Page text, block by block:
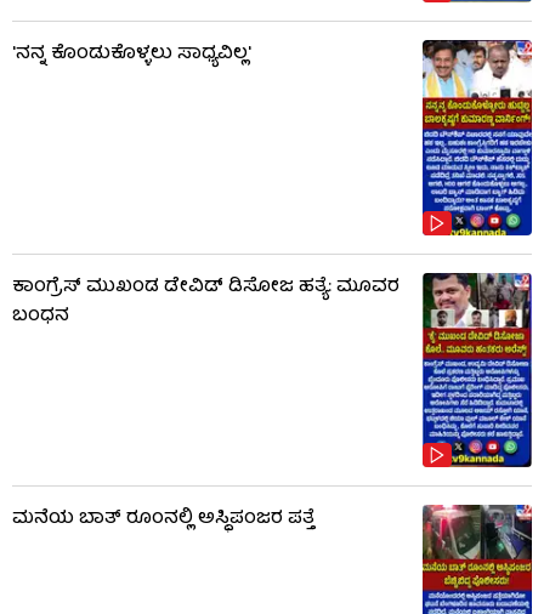
'ನನ್ನ ಕೊಂಡುಕೊಳ್ಳಲು ಸಾಧ್ಯವಿಲ್ಲ'
ಕಾಂಗ್ರೆಸ್ ಮುಖಂಡ ಡೇವಿಡ್ ಡಿಸೋಜ ಹತ್ಯೆ: ಮೂವರ
ಬಂಧನ
ಮನೆಯ ಬಾತ್ ರೂಂನಲ್ಲಿ ಅಸ್ಥಿಪಂಜರ ಪತ್ತೆ